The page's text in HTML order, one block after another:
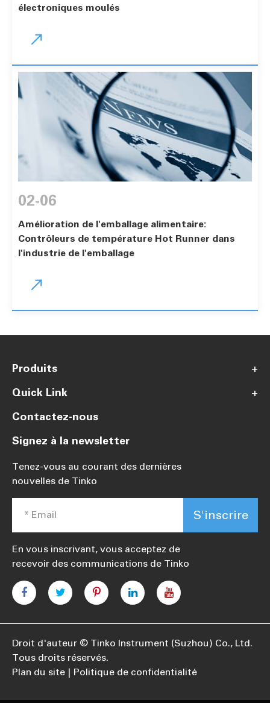
électroniques moulés

02-06
Amélioration de l'emballage alimentaire:
Contrôleurs de température Hot Runner dans
l'industrie de l'emballage

Produits
+
Quick Link
+
Contactez-nous
Signez à la newsletter
Tenez-vous au courant des dernières
nouvelles de Tinko
S'inscrire
En vous inscrivant, vous acceptez de
recevoir des communications de Tinko
Droit d'auteur © Tinko Instrument (Suzhou) Co., Ltd.
Tous droits réservés.
Plan du site
Politique de confidentialité